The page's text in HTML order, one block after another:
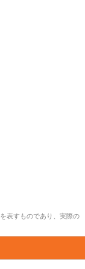
表すものであり、実際の